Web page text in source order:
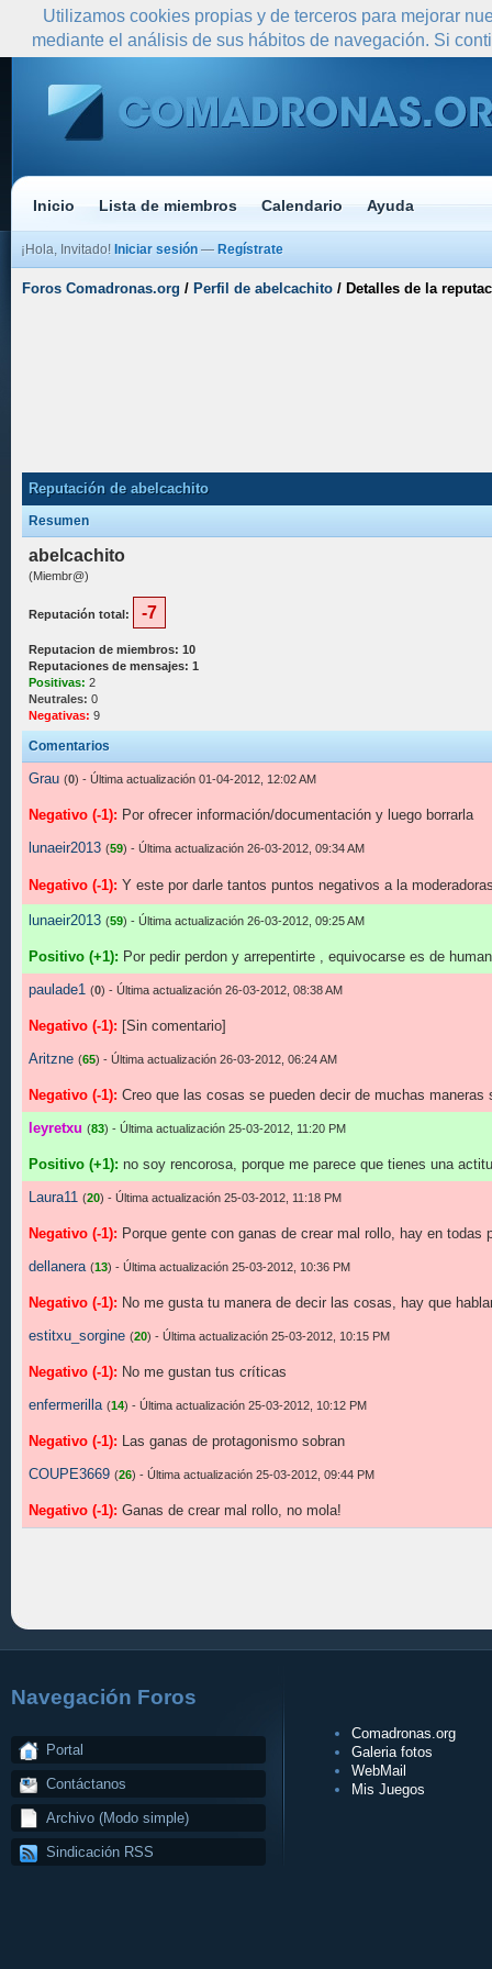
Inicio Lista de miembros Calendario Ayuda
¡Hola, Invitado! Iniciar sesión — Regístrate
Foros Comadronas.org / Perfil de abelcachito / Detalles de la
Reputación de abelcachito
Resumen
abelcachito
(Miembr@)
Reputación total: -7
Reputacion de miembros: 10
Reputaciones de mensajes: 1
Positivas: 2
Neutrales: 0
Negativas: 9
Comentarios
Grau (0) - Última actualización 01-04-2012, 12:02 AM
Negativo (-1): Por ofrecer información/documentación y luego borrarla
lunaeir2013 (59) - Última actualización 26-03-2012, 09:34 AM
Negativo (-1): Y este por darle tantos puntos negativos a la
lunaeir2013 (59) - Última actualización 26-03-2012, 09:25 AM
Positivo (+1): Por pedir perdon y arrepentirte , equivocarse es de
paulade1 (0) - Última actualización 26-03-2012, 08:38 AM
Negativo (-1): [Sin comentario]
Aritzne (65) - Última actualización 26-03-2012, 06:24 AM
Negativo (-1): Creo que las cosas se pueden decir de muchas maneras
leyretxu (83) - Última actualización 25-03-2012, 11:20 PM
Positivo (+1): no soy rencorosa, porque me parece que tienes una
Laura11 (20) - Última actualización 25-03-2012, 11:18 PM
Negativo (-1): Porque gente con ganas de crear mal rollo, hay en todas
dellanera (13) - Última actualización 25-03-2012, 10:36 PM
Negativo (-1): No me gusta tu manera de decir las cosas, hay que
estitxu_sorgine (20) - Última actualización 25-03-2012, 10:15 PM
Negativo (-1): No me gustan tus críticas
enfermerilla (14) - Última actualización 25-03-2012, 10:12 PM
Negativo (-1): Las ganas de protagonismo sobran
COUPE3669 (26) - Última actualización 25-03-2012, 09:44 PM
Negativo (-1): Ganas de crear mal rollo, no mola!
Navegación Foros
Portal
Contáctanos
Archivo (Modo simple)
Sindicación RSS
Comadronas.org
Galeria fotos
WebMail
Mis Juegos
Utilizamos cookies propias y de terceros para mejorar
mediante el análisis de sus hábitos de navegación. Si